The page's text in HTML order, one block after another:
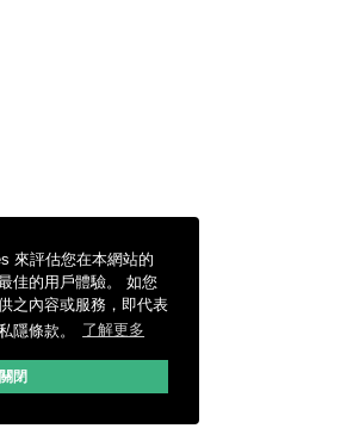
來評估您在本網站的
佳的用戶體驗。 如您
之內容或服務，即代表
隱條款。
了解更多
關閉